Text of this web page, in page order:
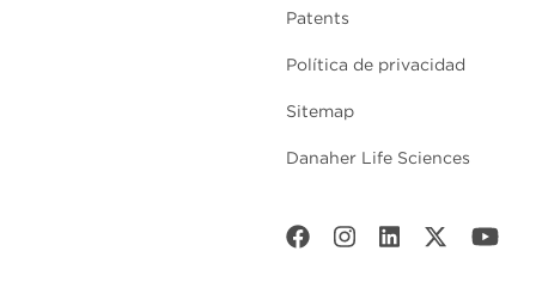
Patents
Política de privacidad
Sitemap
Danaher Life Sciences